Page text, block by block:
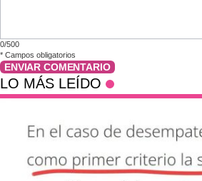
0/500
* Campos obligatorios
ENVIAR COMENTARIO
LO MÁS LEÍDO